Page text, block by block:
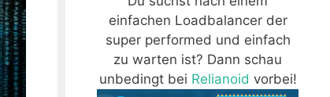
einfachen Loadbalancer der
super performed und einfach
zu warten ist? Dann schau
unbedingt bei Relianoid vorbei!